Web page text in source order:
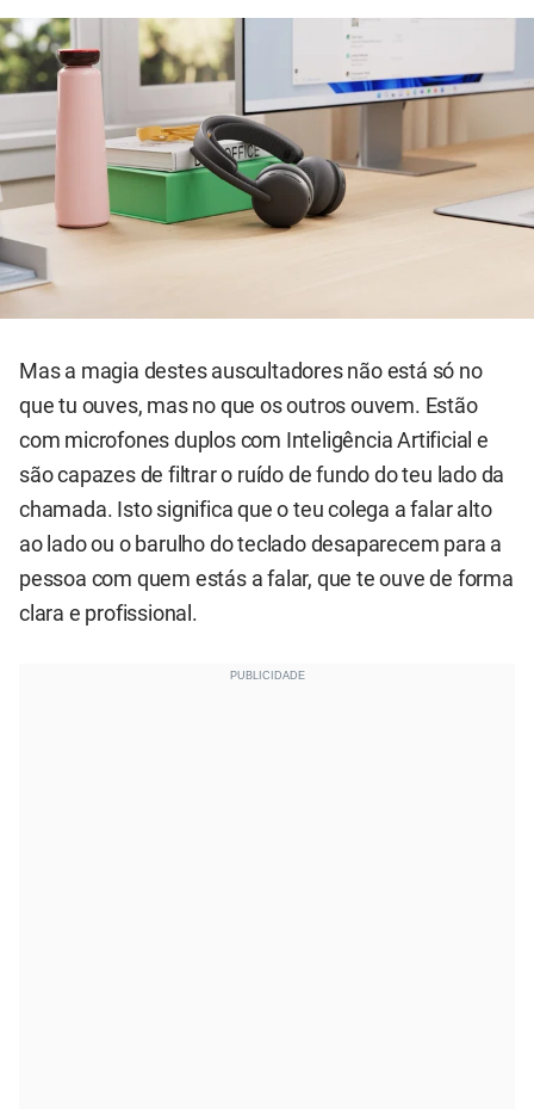
Mas a magia destes auscultadores não está só no
que tu ouves, mas no que os outros ouvem. Estão
com microfones duplos com Inteligência Artificial e
são capazes de filtrar o ruído de fundo do teu lado da
chamada. Isto significa que o teu colega a falar alto
ao lado ou o barulho do teclado desaparecem para a
pessoa com quem estás a falar, que te ouve de forma
clara e profissional.